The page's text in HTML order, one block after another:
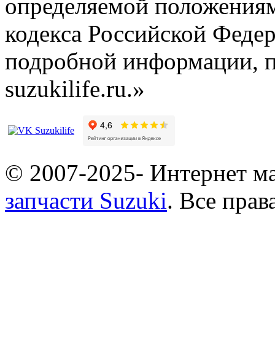
определяемой
кодекса Российской
подробной информации,
suzukilife.ru.»
© 2007-2025- Интернет
запчасти Suzuki. Все